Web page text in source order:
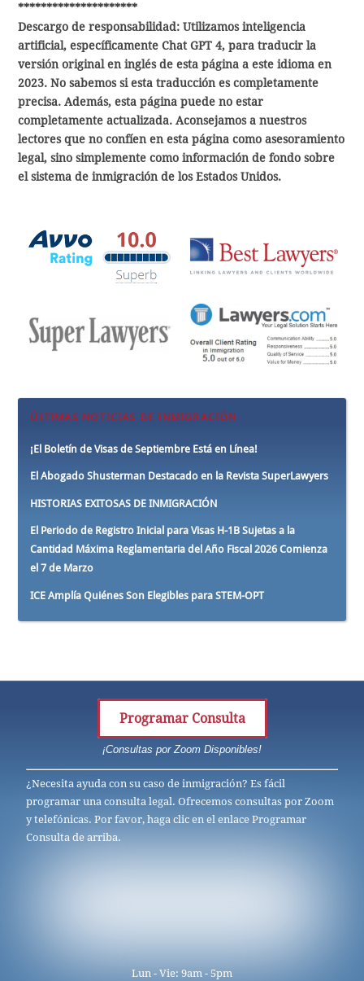
*********************
Descargo de responsabilidad: Utilizamos inteligencia
artificial, específicamente Chat GPT 4, para traducir la
versión original en inglés de esta página a este idioma en
2023. No sabemos si esta traducción es completamente
precisa. Además, esta página puede no estar
completamente actualizada. Aconsejamos a nuestros
lectores que no confíen en esta página como asesoramiento
legal, sino simplemente como información de fondo sobre
el sistema de inmigración de los Estados Unidos.
ÚLTIMAS NOTICIAS DE INMIGRACIÓN
¡El Boletín de Visas de Septiembre Está en Línea!
El Abogado Shusterman Destacado en la Revista SuperLawyers
HISTORIAS EXITOSAS DE INMIGRACIÓN
El Periodo de Registro Inicial para Visas H-1B Sujetas a la
Cantidad Máxima Reglamentaria del Año Fiscal 2026 Comienza
el 7 de Marzo
ICE Amplía Quiénes Son Elegibles para STEM-OPT
Programar Consulta
¡Consultas por Zoom Disponibles!
¿Necesita ayuda con su caso de inmigración? Es fácil
programar una consulta legal. Ofrecemos consultas por Zoom
y telefónicas. Por favor, haga clic en el enlace Programar
Consulta de arriba.
Lun - Vie: 9am - 5pm